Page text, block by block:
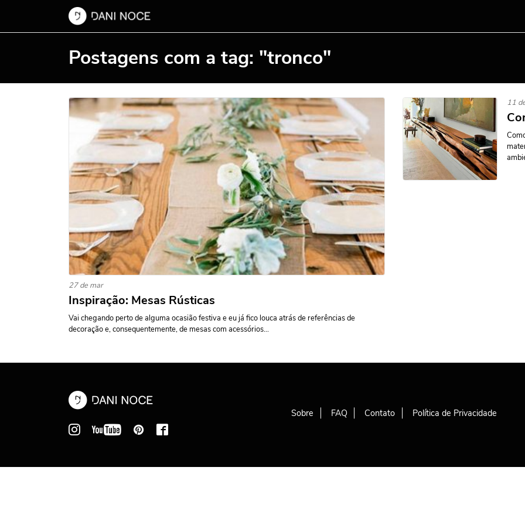
Postagens com a tag: "tronco"
27 de mar
Inspiração: Mesas Rústicas
Vai chegando perto de alguma ocasião festiva e eu já fico louca atrás de referências de
decoração e, consequentemente, de mesas com acessórios...
11
Sobre FAQ Contato Política de Privacidade